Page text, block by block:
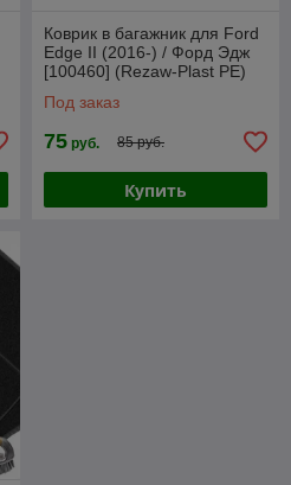
Коврик в багажник для Ford
Edge II (2016-) / Форд Эдж
[100460] (Rezaw-Plast PE)
Под заказ
75 руб. 85 руб.
Купить